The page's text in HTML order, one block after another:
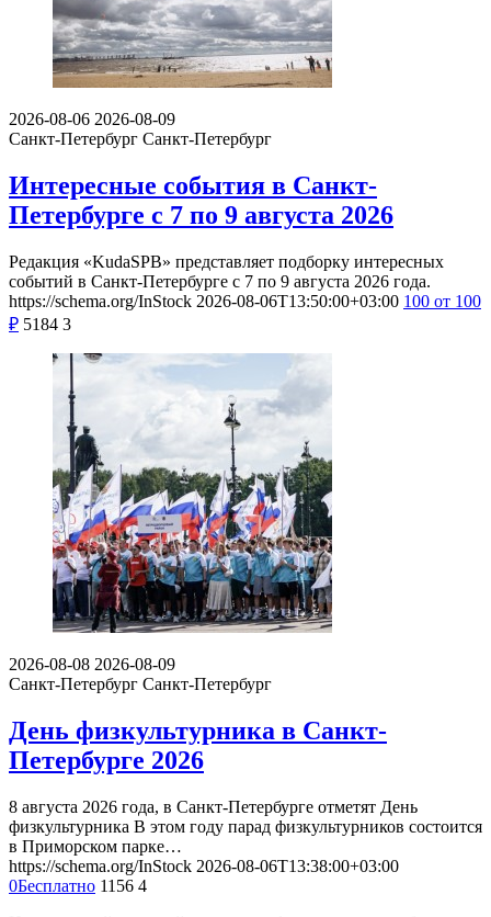
2026-08-06 2026-08-09
Санкт-Петербург Санкт-Петербург
Интересные события в Санкт-
Петербурге с 7 по 9 августа 2026
Редакция «KudaSPB» представляет подборку интересных
событий в Санкт-Петербурге с 7 по 9 августа 2026 года.
https://schema.org/InStock 2026-08-06T13:50:00+03:00 100 от 100
₽ 5184 3
2026-08-08 2026-08-09
Санкт-Петербург Санкт-Петербург
День физкультурника в Санкт-
Петербурге 2026
8 августа 2026 года, в Санкт-Петербурге отметят День
физкультурника В этом году парад физкультурников состоится
в Приморском парке…
https://schema.org/InStock 2026-08-06T13:38:00+03:00
0Бесплатно 1156 4